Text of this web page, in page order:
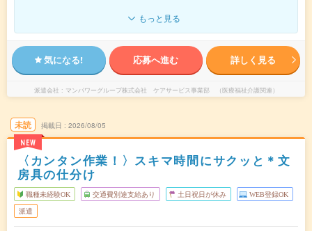
もっと見る
気になる! 応募へ進む 詳しく見る
派遣会社 マンパワーグループ株式会社 ケアサービス事業部 （医療福祉介護関連）
未読
NEW
掲載日 2026/08/05
〈カンタン作業！〉スキマ時間にサクッと＊文
房具の仕分け
職種未経験OK 交通費別途支給あり 土日祝日が休み WEB登録OK
派遣